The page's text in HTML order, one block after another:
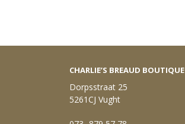
CHARLIE’S BREAUD BOUTIQUE
Dorpsstraat 25
5261CJ Vught